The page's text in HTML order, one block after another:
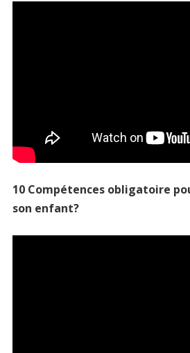
10 Compétences obligatoire
son enfant?